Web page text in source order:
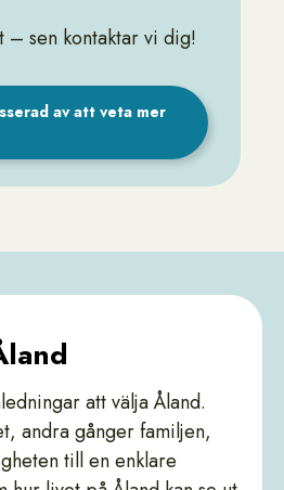
– sen kontaktar vi dig!
av att veta mer
att välja Åland.
andra gånger familjen,
till en enklare